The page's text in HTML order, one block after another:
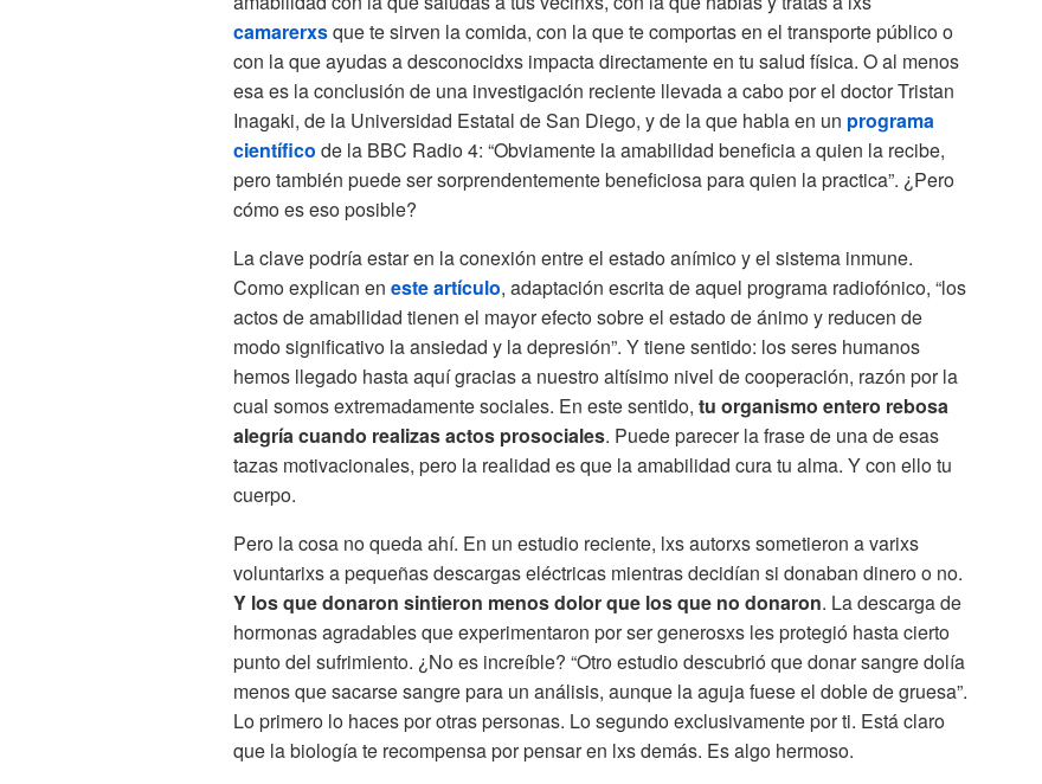
camarerxsque te sirven la comida, con la que te comportas en el transporte público o
con la que ayudas a desconocidxs impacta directamente en tu salud física. O al menos
esa es la conclusión de una investigación reciente llevada a cabo por el doctor Tristan
Inagaki, de la Universidad Estatal de San Diego, y de la que habla en un programa
científico de la BBC Radio 4: “Obviamente la amabilidad beneficia a quien la recibe,
pero también puede ser sorprendentemente beneficiosa para quien la practica”. ¿Pero
cómo es eso posible?
La clave podría estar en la conexión entre el estado anímico y el sistema inmune.
Como explican en este artículo, adaptación escrita de aquel programa radiofónico, “los
actos de amabilidad tienen el mayor efecto sobre el estado de ánimo y reducen de
modo significativo la ansiedad y la depresión”. Y tiene sentido: los seres humanos
hemos llegado hasta aquí gracias a nuestro altísimo nivel de cooperación, razón por la
cual somos extremadamente sociales. En este sentido, tu organismo entero rebosa
alegría cuando realizas actos prosociales. Puede parecer la frase de una de esas
tazas motivacionales, pero la realidad es que la amabilidad cura tu alma. Y con ello tu
cuerpo.
Pero la cosa no queda ahí. En un estudio reciente, lxs autorxs sometieron a varixs
voluntarixs a pequeñas descargas eléctricas mientras decidían si donaban dinero o no.
Y los que donaron sintieron menos dolor que los que no donaron. La descarga de
hormonas agradables que experimentaron por ser generosxs les protegió hasta cierto
punto del sufrimiento. ¿No es increíble? “Otro estudio descubrió que donar sangre dolía
menos que sacarse sangre para un análisis, aunque la aguja fuese el doble de gruesa”.
Lo primero lo haces por otras personas. Lo segundo exclusivamente por ti. Está claro
que la biología te recompensa por pensar en lxs demás. Es algo hermoso.